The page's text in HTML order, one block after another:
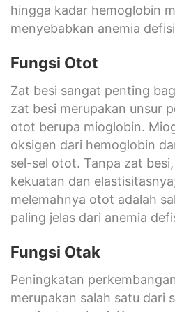
hingga kadar hemoglobin
menyebabkan anemia
Fungsi Otot
Zat besi sangat penting
zat besi merupakan unsur
otot berupa mioglobin.
oksigen dari hemoglobin
sel-sel otot. Tanpa zat
kekuatan dan
melemahnya otot adalah
paling jelas dari anemia
Fungsi Otak
Peningkatan
merupakan salah satu dari